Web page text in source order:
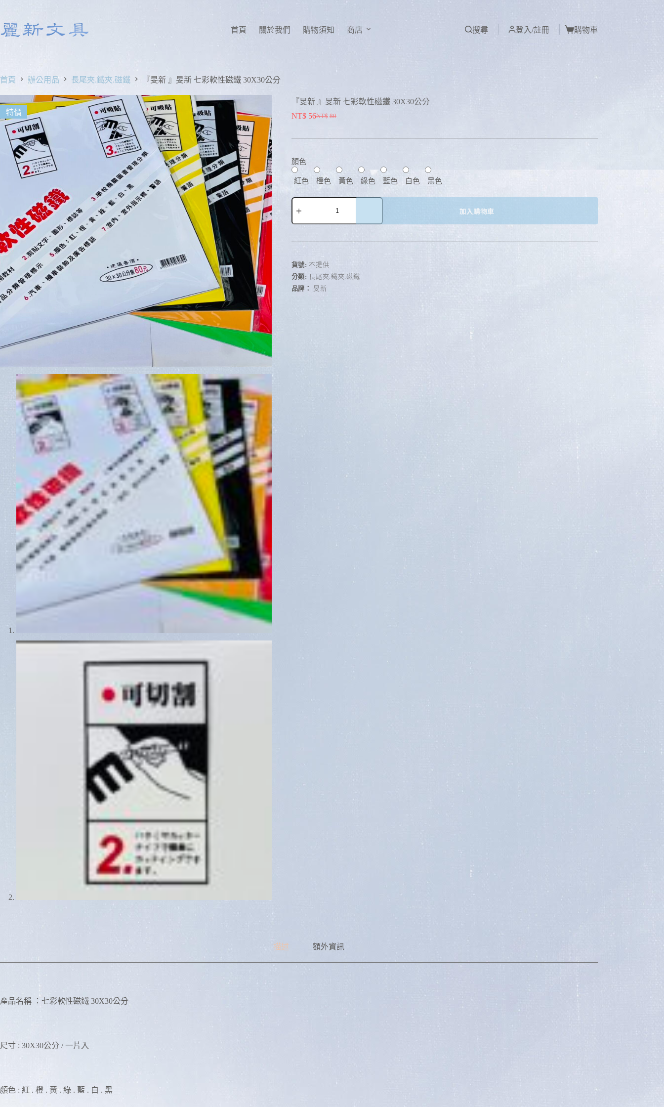
首頁 關於我們 購物須知 商店 搜尋 登入/註冊 購物車
首頁 辦公用品 長尾夾.鐵夾.磁鐵 『旻新 』旻新 七彩軟性磁鐵 30X30公分
特價
『旻新 』旻新 七彩軟性磁鐵 30X30公分
NT$ 80
NT$ 56
顏色
紅色 橙色 黃色 綠色 藍色 白色 黑色
加入購物車
r
n
a
t
貨號:不提供
分類:長尾夾.鐵夾.磁鐵
品牌： 旻新
描述 額外資訊
產品名稱 ：七彩軟性磁鐵 30X30公分
尺寸 : 30X30公分 / 一片入
顏色 : 紅 . 橙 . 黃 . 綠 . 藍 . 白 . 黑